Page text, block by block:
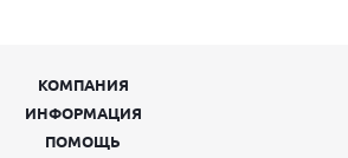
КОМПАНИЯ
ИНФОРМАЦИЯ
ПОМОЩЬ